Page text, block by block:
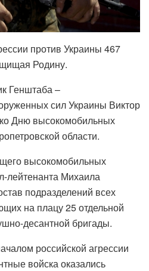
против Украины 467
Родину.
Генштаба –
сил Украины Виктор
Дню высокомобильных
области.
высокомобильных
лейтенанта Михаила
подразделений всех
на плацу 25 отдельной
десантной бригады.
российской агрессии
войска оказались